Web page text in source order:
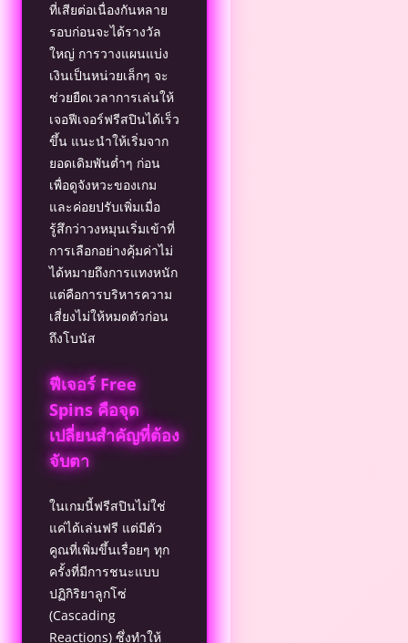
ที่เสียต่อเนื่องกันหลาย
รอบก่อนจะได้รางวัล
ใหญ่ การวางแผนแบ่ง
เงินเป็นหน่วยเล็กๆ จะ
ช่วยยืดเวลาการเล่นให้
เจอฟีเจอร์ฟรีสปินได้เร็ว
ขึ้น แนะนำให้เริ่มจาก
ยอดเดิมพันต่ำๆ ก่อน
เพื่อดูจังหวะของเกม
และค่อยปรับเพิ่มเมื่อ
รู้สึกว่าวงหมุนเริ่มเข้าที่
การเลือกอย่างคุ้มค่าไม่
ได้หมายถึงการแทงหนัก
แต่คือการบริหารความ
เสี่ยงไม่ให้หมดตัวก่อน
ถึงโบนัส
ฟีเจอร์ Free
Spins คือจุด
เปลี่ยนสำคัญที่ต้อง
จับตา
ในเกมนี้ฟรีสปินไม่ใช่
แค่ได้เล่นฟรี แต่มีตัว
คูณที่เพิ่มขึ้นเรื่อยๆ ทุก
ครั้งที่มีการชนะแบบ
ปฏิกิริยาลูกโซ่
(Cascading
Reactions) ซึ่งทำให้